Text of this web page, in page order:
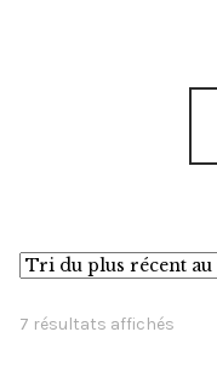
7 résultats affichés